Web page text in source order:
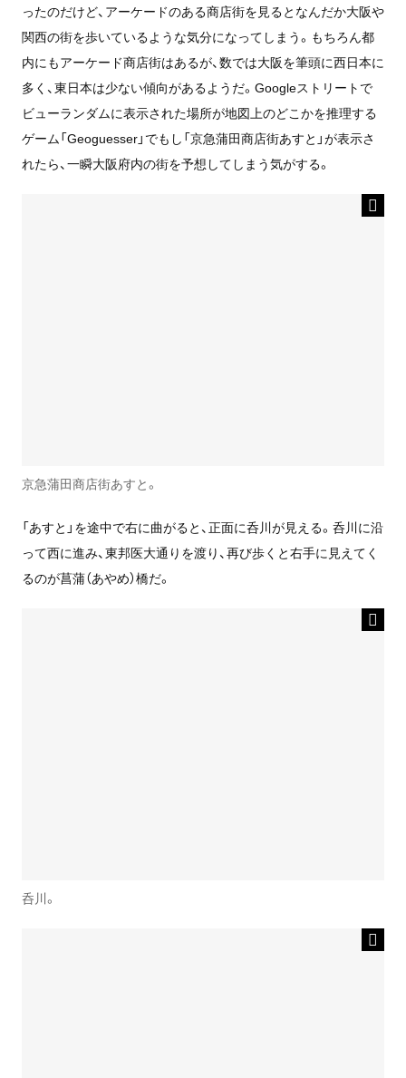
ったのだけど、アーケードのある商店街を見るとなんだか大阪や
関西の街を歩いているような気分になってしまう。もちろん都
内にもアーケード商店街はあるが、数では大阪を筆頭に西日本に
多く、東日本は少ない傾向があるようだ。Googleストリートで
ビューランダムに表示された場所が地図上のどこかを推理する
ゲーム「Geoguesser」でもし「京急蒲田商店街あすと」が表示さ
れたら、一瞬大阪府内の街を予想してしまう気がする。
京急蒲田商店街あすと。
「あすと」を途中で右に曲がると、正面に呑川が見える。呑川に沿
って西に進み、東邦医大通りを渡り、再び歩くと右手に見えてく
るのが菖蒲（あやめ）橋だ。
呑川。